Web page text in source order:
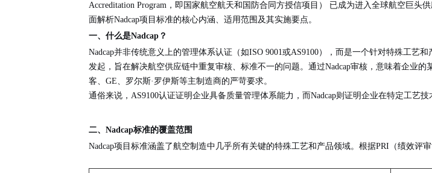
Accreditation Program，即国家航空航天和国防合同方授信项目）
已成为进入全球航空巨头
面解析Nadcap项目标准的核心内涵、适用范围及其实施要点。
一、什么是Nadcap？
Nadcap并非传统意义上的管理体系认证（如ISO 9001或AS9100），而是一个针对特殊工艺和
发起，旨在解决航空供应链中重复审核、标准不一的问题。通过Nadcap审核，意味着企业
客、GE、罗尔斯·罗伊斯等主制造商的严苛要求。
通俗来说，AS9100认证证明企业具备质量管理体系能力，而Nadcap则证明企业在特定工艺技
二、Nadcap标准的覆盖范围
Nadcap项目标准涵盖了航空制造中几乎所有关键的特殊工艺和产品领域。根据PRI（绩效评